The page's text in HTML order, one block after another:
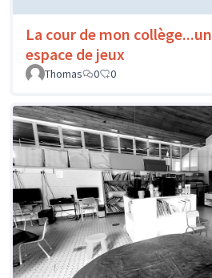
La cour de mon collège...un
espace de jeux
Thomas
0 0